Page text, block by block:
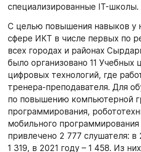
специализированные IT-школы.
С целью повышения навыков у
сфере ИКТ в числе первых по
всех городах и районах
было организовано 11 Учебных
цифровых технологий, где
тренера-преподавателя. Для
по повышению компьютерной
программирования,
мобильного
привлечено 2 777 слушателя: в
1 319, в 2021 году – 1 458. Из